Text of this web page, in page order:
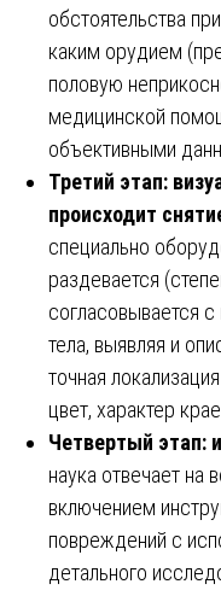
обстоятельства
каким орудием
половую
медицинской
объективными
Третий этап:
происходит
специально
раздевается
согласовывается
тела, выявляя и
точная
цвет, характер
Четвертый этап:
наука отвечает на
включением
повреждений с
детального